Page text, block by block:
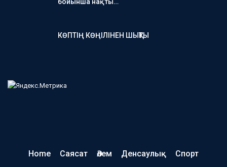
КӨПТІҢ КӨҢІЛІНЕН ШЫҚТЫ
Home Саясат Әлем Денсаулық
Спорт